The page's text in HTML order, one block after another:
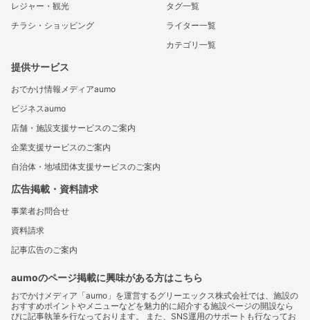
レジャー・観光
チラシ・ショッピング
タグ一覧
ライター一覧
カテゴリ一覧
提供サービス
おでかけ情報メディアaumo
ビジネスaumo
店舗・施設支援サービスのご案内
企業支援サービスのご案内
自治体・地域団体支援サービスのご案内
広告掲載・資料請求
事業者お問合せ
資料請求
記事広告のご案内
aumoのページ掲載に興味がある方はこちら
おでかけメディア「aumo」を運営するグリーエックス株式会社では、施設の
おすすめポイントやメニューなどを魅力的に紹介する施設ページの開設なら
びに記事執筆を行なっております。 また、SNS運用のサポートも行なってお